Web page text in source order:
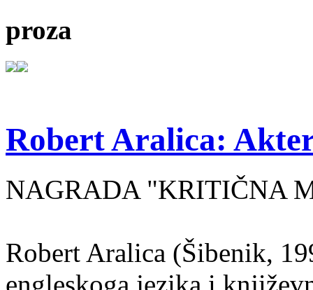
proza
Robert Aralica:
NAGRADA "KRITIČNA
Robert Aralica (Šibenik,
engleskoga jezika i